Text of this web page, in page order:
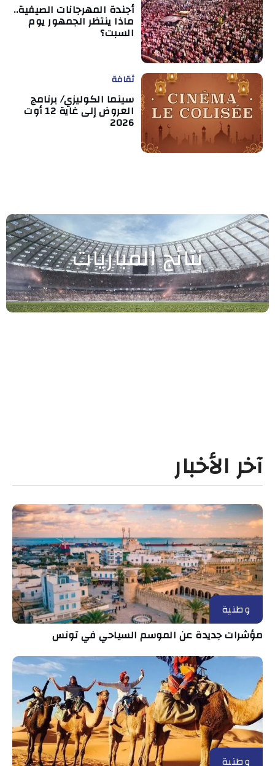
أجندة المهرجانات الصيفية..
ماذا ينتظر الجمهور يوم
السبت؟
ثقافة
سينما الكوليزي/ برنامج
العروض إلى غاية 12 أوت
2026
نتائج المباريات
آخر الأخبار
وطنية
مؤشرات جديدة عن الموسم السياحي في تونس
وطنية